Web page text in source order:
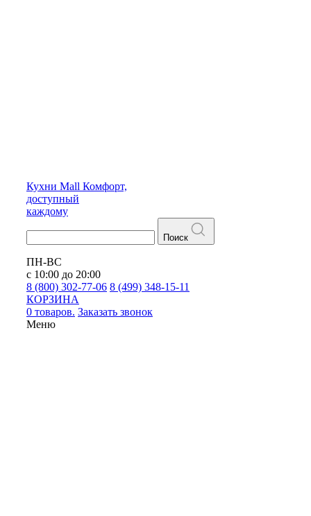
Кухни Mall Комфорт,
доступный
каждому
Поиск
ПН-ВС
с 10:00 до 20:00
8 (800) 302-77-06 8 (499) 348-15-11
КОРЗИНА
0 товаров. Заказать звонок
Меню